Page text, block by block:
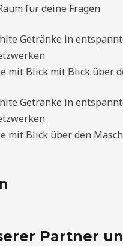
für deine Fragen
Getränke in
mit Blick mit Blick über
Getränke in
mit Blick über den
Partner